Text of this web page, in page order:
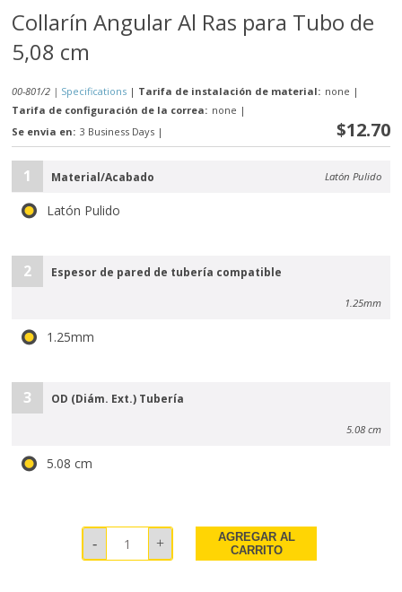
Collarín Angular Al Ras para Tubo de
5,08 cm
00-801/2 | Specifications | Tarifa de instalación de material: none |
Tarifa de configuración de la correa: none |
Se envia en: 3 Business Days | $12.70
1 Material/Acabado Latón Pulido
Latón Pulido
2 Espesor de pared de tubería compatible
1.25mm
1.25mm
3 OD (Diám. Ext.) Tubería
5.08 cm
5.08 cm
AGREGAR AL
CARRITO